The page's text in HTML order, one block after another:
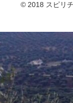
© 2018 スピリ